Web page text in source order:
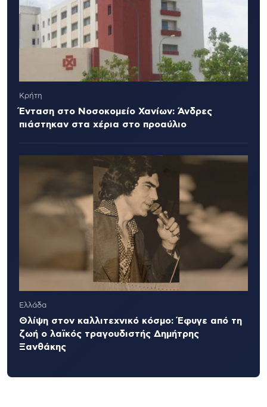
Κρήτη
Ένταση στο Νοσοκομείο Χανίων: Άνδρες
πιάστηκαν στα χέρια στο προαύλιο
Ελλάδα
Θλίψη στον καλλιτεχνικό κόσμο: Έφυγε από τη
ζωή ο λαϊκός τραγουδιστής Δημήτρης
Ξανθάκης